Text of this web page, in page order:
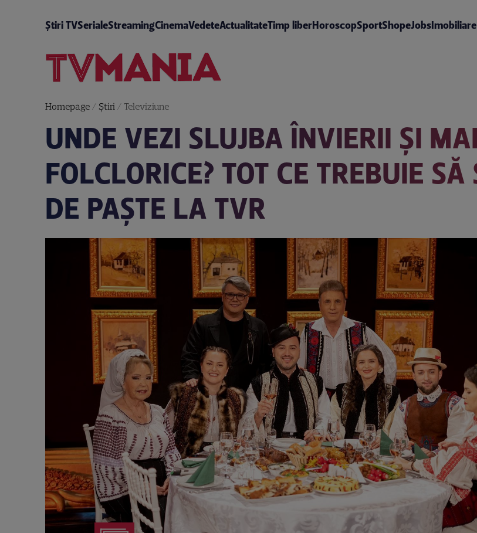
Știri TVSerialeStreamingCinemaVedeteActualitateTimp liberHoroscopSportShopeJobsImobiliare
Homepage/ Știri/ Televiziune
UNDE VEZI SLUJBA ÎNVIERII ȘI
FOLCLORICE? TOT CE TREBUIE
DE PAȘTE LA TVR